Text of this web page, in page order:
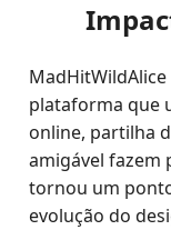
plataforma que
online, partilha
amigável fazem
tornou um
evolução do